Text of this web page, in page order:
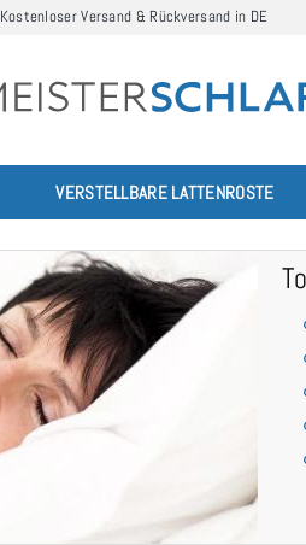
Kostenloser Versand & Rückversand in DE
VERSTELLBARE LATTENROSTE